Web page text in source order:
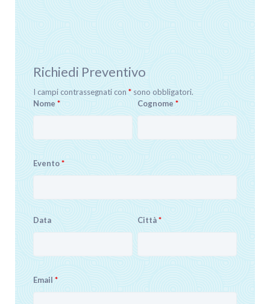
Richiedi Preventivo
I campi contrassegnati con * sono obbligatori.
Nome * Cognome*
Evento*
Data Città*
Email *